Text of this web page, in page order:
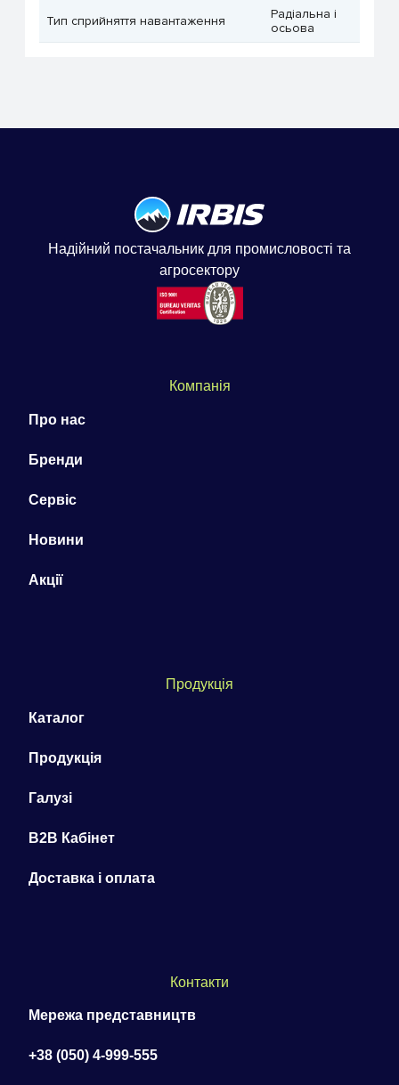
Тип сприйняття навантаження
Радіальна і
осьова
Надійний постачальник для промисловості та
агросектору
Компанія
Про нас
Бренди
Сервіс
Новини
Акції
Продукція
Каталог
Продукція
Галузі
B2B Кабінет
Доставка і оплата
Контакти
Мережа представництв
+38 (050) 4-999-555